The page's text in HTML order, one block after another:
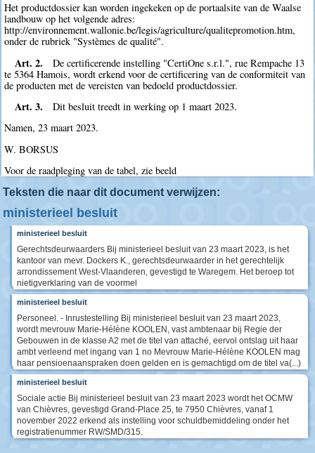
Het productdossier kan worden ingekeken op de portaalsite van de Waalse
landbouw op het volgende adres:
http://environnement.wallonie.be/legis/agriculture/qualitepromotion.htm,
onder de rubriek "Systèmes de qualité".
Art. 2.
De certificerende instelling "CertiOne s.r.l.", rue Rempache 13
te 5364 Hamois, wordt erkend voor de certificering van de conformiteit van
de producten met de vereisten van bedoeld productdossier.
Art. 3.
Dit besluit treedt in werking op 1 maart 2023.
Namen, 23 maart 2023.
W. BORSUS
Voor de raadpleging van de tabel, zie beeld
Teksten die naar dit document verwijzen:
ministerieel besluit
ministerieel besluit
Gerechtsdeurwaarders Bij ministerieel besluit van 23 maart 2023, is het
kantoor van mevr. Dockers K., gerechtsdeurwaarder in het gerechtelijk
arrondissement West-Vlaanderen, gevestigd te Waregem. Het beroep tot
nietigverklaring van de voormel
ministerieel besluit
Personeel. - Inrustestelling Bij ministerieel besluit van 23 maart 2023,
wordt mevrouw Marie-Hélène KOOLEN, vast ambtenaar bij Regie der
Gebouwen in de klasse A2 met de titel van attaché, eervol ontslag uit haar
ambt verleend met ingang van 1 no Mevrouw Marie-Hélène KOOLEN mag
haar pensioenaanspraken doen gelden en is gemachtigd om de titel va(...)
ministerieel besluit
Sociale actie Bij ministerieel besluit van 23 maart 2023 wordt het OCMW
van Chièvres, gevestigd Grand-Place 25, te 7950 Chièvres, vanaf 1
november 2022 erkend als instelling voor schuldbemiddeling onder het
registratienummer RW/SMD/315.